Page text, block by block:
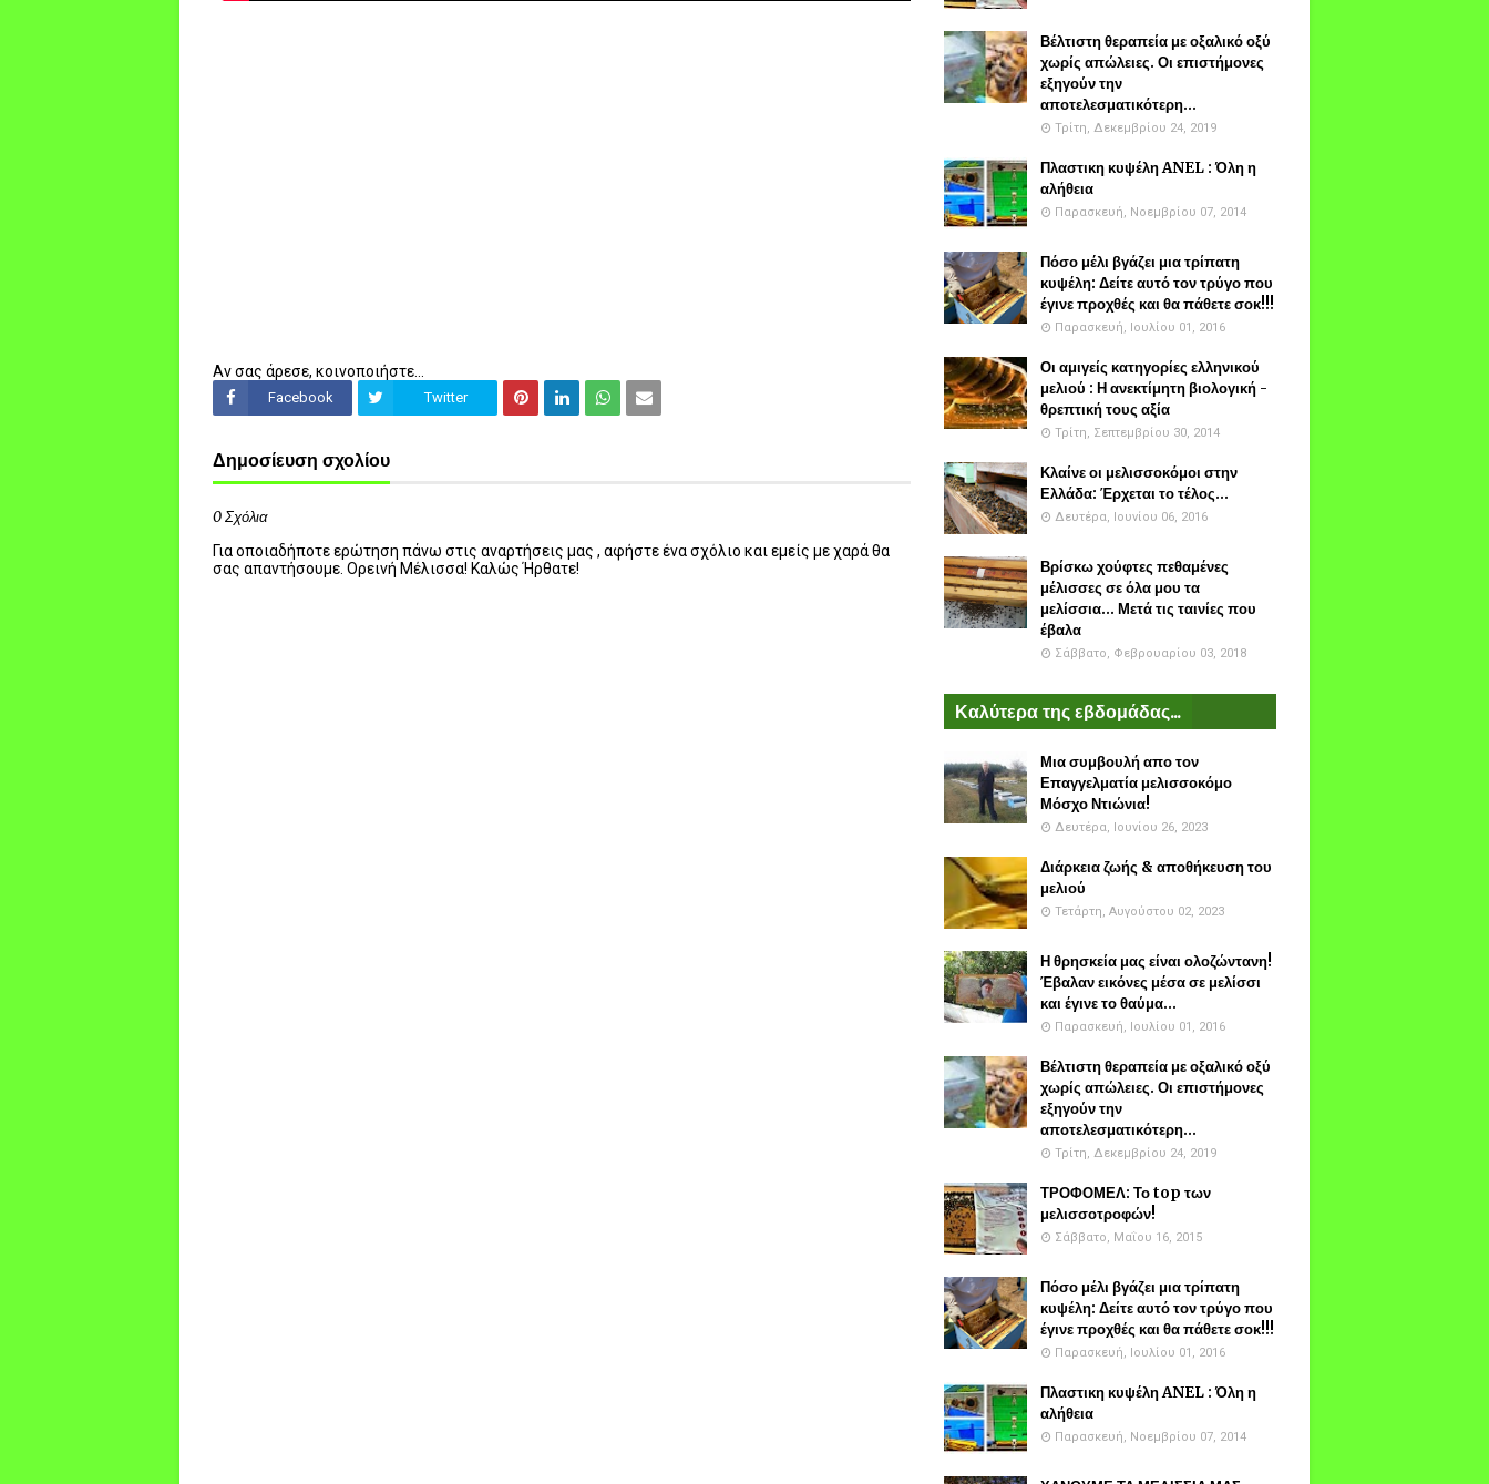
Αν σας άρεσε, κοινοποιήστε...
Facebook Twitter
Δημοσίευση σχολίου
0 Σχόλια
Για οποιαδήποτε ερώτηση πάνω στις αναρτήσεις μας , αφήστε ένα σχόλιο και εμείς με χαρά θα
σας απαντήσουμε. Ορεινή Μέλισσα! Καλώς Ήρθατε!
Βέλτιστη θεραπεία με οξαλικό οξύ
χωρίς απώλειες. Οι επιστήμονες
εξηγούν την
αποτελεσματικότερη...
Τρίτη, Δεκεμβρίου 24, 2019
Πλαστικη κυψέλη ANEL : Όλη η
αλήθεια
Παρασκευή, Νοεμβρίου 07, 2014
Πόσο μέλι βγάζει μια τρίπατη
κυψέλη: Δείτε αυτό τον τρύγο που
έγινε προχθές και θα πάθετε σοκ!!!
Παρασκευή, Ιουλίου 01, 2016
Οι αμιγείς κατηγορίες ελληνικού
μελιού : Η ανεκτίμητη βιολογική -
θρεπτική τους αξία
Τρίτη, Σεπτεμβρίου 30, 2014
Κλαίνε οι μελισσοκόμοι στην
Ελλάδα: Έρχεται το τέλος...
Δευτέρα, Ιουνίου 06, 2016
Βρίσκω χούφτες πεθαμένες
μέλισσες σε όλα μου τα
μελίσσια... Μετά τις ταινίες που
έβαλα
Σάββατο, Φεβρουαρίου 03, 2018
Καλύτερα της εβδομάδας...
Μια συμβουλή απο τον
Επαγγελματία μελισσοκόμο
Μόσχο Ντιώνια!
Δευτέρα, Ιουνίου 26, 2023
Διάρκεια ζωής & αποθήκευση του
μελιού
Τετάρτη, Αυγούστου 02, 2023
Η θρησκεία μας είναι ολοζώντανη!
Έβαλαν εικόνες μέσα σε μελίσσι
και έγινε το θαύμα...
Παρασκευή, Ιουλίου 01, 2016
Βέλτιστη θεραπεία με οξαλικό οξύ
χωρίς απώλειες. Οι επιστήμονες
εξηγούν την
αποτελεσματικότερη...
Τρίτη, Δεκεμβρίου 24, 2019
ΤΡΟΦΟΜΕΛ: Το top των
μελισσοτροφών!
Σάββατο, Μαΐου 16, 2015
Πόσο μέλι βγάζει μια τρίπατη
κυψέλη: Δείτε αυτό τον τρύγο που
έγινε προχθές και θα πάθετε σοκ!!!
Παρασκευή, Ιουλίου 01, 2016
Πλαστικη κυψέλη ANEL : Όλη η
αλήθεια
Παρασκευή, Νοεμβρίου 07, 2014